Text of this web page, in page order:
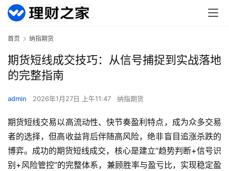
首页 纳指期货
期货短线成交技巧：从信号捕捉到实战落地
的完整指南
admin 2026年1月27日 上午11:47 纳指期货
期货短线交易以高流动性、快节奏盈利特点，成为众多交易
者的选择，但高收益背后伴随高风险，绝非盲目追涨杀跌的
博弈。成功的期货短线成交，核心是建立“趋势判断+信号识
别+风险管控”的完整体系，兼顾胜率与盈亏比，实现稳定盈